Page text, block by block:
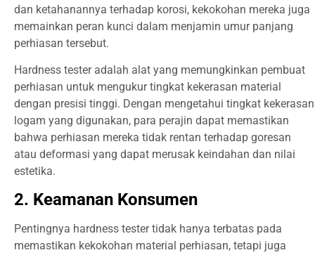
dan ketahanannya terhadap korosi, kekokohan mereka juga
memainkan peran kunci dalam menjamin umur panjang
perhiasan tersebut.
Hardness tester adalah alat yang memungkinkan pembuat
perhiasan untuk mengukur tingkat kekerasan material
dengan presisi tinggi. Dengan mengetahui tingkat kekerasan
logam yang digunakan, para perajin dapat memastikan
bahwa perhiasan mereka tidak rentan terhadap goresan
atau deformasi yang dapat merusak keindahan dan nilai
estetika.
2. Keamanan Konsumen
Pentingnya hardness tester tidak hanya terbatas pada
memastikan kekokohan material perhiasan, tetapi juga